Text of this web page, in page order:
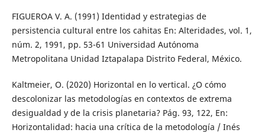
FIGUEROA V. A. (1991) Identidad y estrategias de
persistencia cultural entre los cahitas En: Alteridades, vol. 1,
núm. 2, 1991, pp. 53-61 Universidad Autónoma
Metropolitana Unidad Iztapalapa Distrito Federal, México.
Kaltmeier, O. (2020) Horizontal en lo vertical. ¿O cómo
descolonizar las metodologías en contextos de extrema
desigualdad y de la crisis planetaria? Pág. 93, 122, En:
Horizontalidad: hacia una crítica de la metodología / Inés